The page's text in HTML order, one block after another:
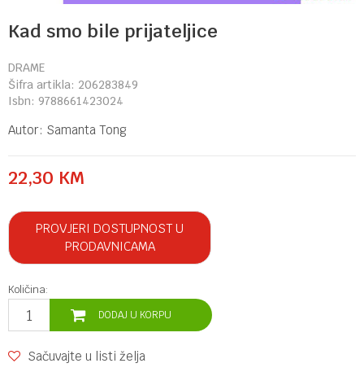
Kad smo bile prijateljice
DRAME
Šifra artikla: 206283849
Isbn: 9788661423024
Autor: Samanta Tong
22,30 KM
PROVJERI DOSTUPNOST U
PRODAVNICAMA
Količina:
DODAJ U KORPU
Sačuvajte u listi želja